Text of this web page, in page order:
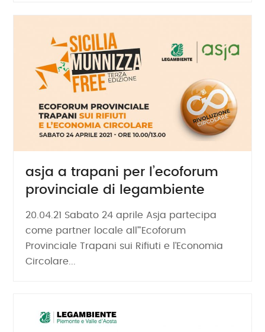
asja a trapani per l’ecoforum
provinciale di legambiente
20.04.21 Sabato 24 aprile Asja partecipa
come partner locale all’”Ecoforum
Provinciale Trapani sui Rifiuti e l’Economia
Circolare...